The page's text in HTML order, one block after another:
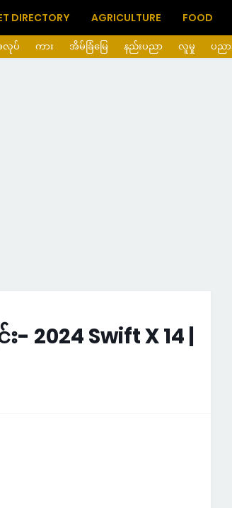
DIRECTORY AGRICULTURE FOOD
ပ် ကား အိမ်ခြံမြေ နည်းပညာ လူမှု ပညာ
Swift X 14 |